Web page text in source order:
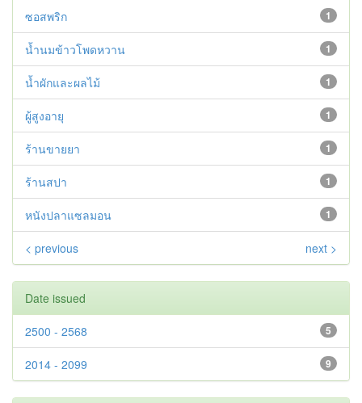
1
ซอสพริก
1
น้ำนมข้าวโพดหวาน
1
น้ำผักและผลไม้
1
ผู้สูงอายุ
1
ร้านขายยา
1
ร้านสปา
1
หนังปลาแซลมอน
< previous next >
Date issued
5
2500 - 2568
9
2014 - 2099